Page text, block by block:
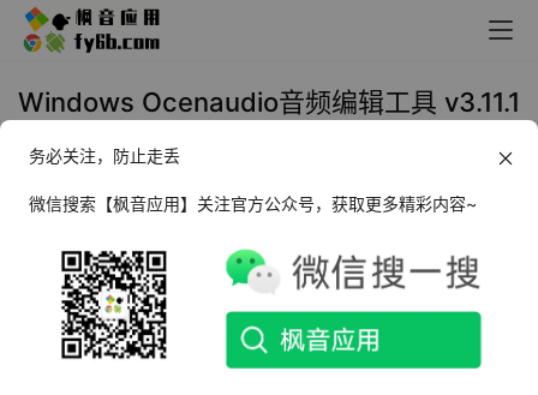
Windows Ocenaudio音频编辑工具 v3.11.1
2021年12月13日 21:51 实用工具
Ocenaudio
是一款由来自巴西的团队创建的的跨
平台的音频编辑软件。只需拖拽即可一键添加并
打开待编辑音频，支持创建 iPhone 铃声以及完备
务必关注，防止走丢
微信搜索【枫音应用】关注官方公众号，获取更多精彩内容~